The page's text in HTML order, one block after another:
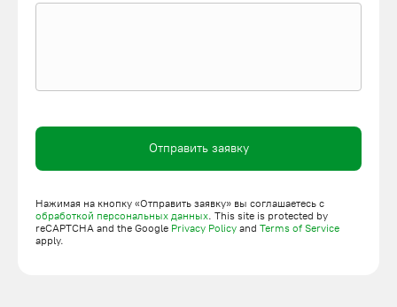
Отправить заявку
Нажимая на кнопку «Отправить заявку» вы соглашаетесь с
обработкой персональных данных. This site is protected by
reCAPTCHA and the Google Privacy Policy and Terms of Service
apply.